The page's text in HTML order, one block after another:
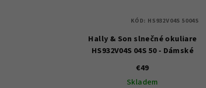
Hally & Son slnečné okuliare
HS932V04S 04S 50 - Dámské
€49
Skladem
KÓD: HS932V04S 5004S